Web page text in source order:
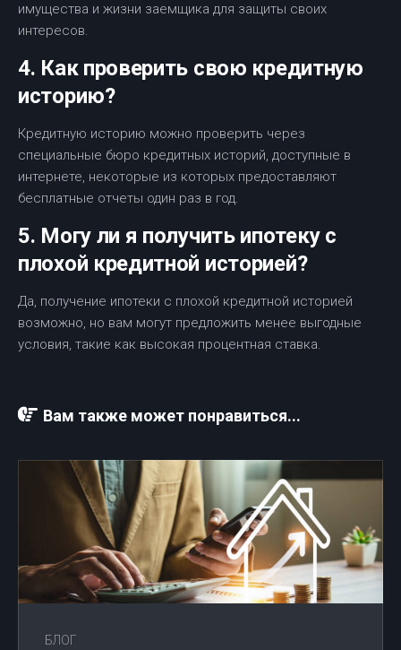
имущества и жизни заемщика для защиты своих
интересов.
4. Как проверить свою кредитную
историю?
Кредитную историю можно проверить через
специальные бюро кредитных историй, доступные в
интернете, некоторые из которых предоставляют
бесплатные отчеты один раз в год.
5. Могу ли я получить ипотеку с
плохой кредитной историей?
Да, получение ипотеки с плохой кредитной историей
возможно, но вам могут предложить менее выгодные
условия, такие как высокая процентная ставка.
Вам также может понравиться...
БЛОГ